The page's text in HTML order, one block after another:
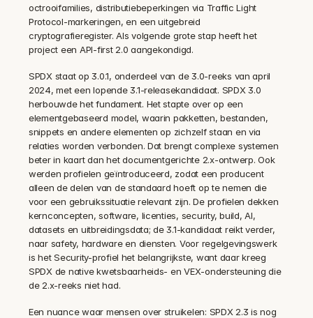
octrooifamilies, distributiebeperkingen via Traffic Light
Protocol-markeringen, en een uitgebreid
cryptografieregister. Als volgende grote stap heeft het
project een API-first 2.0 aangekondigd.
SPDX staat op 3.0.1, onderdeel van de 3.0-reeks van april
2024, met een lopende 3.1-releasekandidaat. SPDX 3.0
herbouwde het fundament. Het stapte over op een
elementgebaseerd model, waarin pakketten, bestanden,
snippets en andere elementen op zichzelf staan en via
relaties worden verbonden. Dat brengt complexe systemen
beter in kaart dan het documentgerichte 2.x-ontwerp. Ook
werden profielen geïntroduceerd, zodat een producent
alleen de delen van de standaard hoeft op te nemen die
voor een gebruikssituatie relevant zijn. De profielen dekken
kernconcepten, software, licenties, security, build, AI,
datasets en uitbreidingsdata; de 3.1-kandidaat reikt verder,
naar safety, hardware en diensten. Voor regelgevingswerk
is het Security-profiel het belangrijkste, want daar kreeg
SPDX de native kwetsbaarheids- en VEX-ondersteuning die
de 2.x-reeks niet had.
Een nuance waar mensen over struikelen: SPDX 2.3 is nog